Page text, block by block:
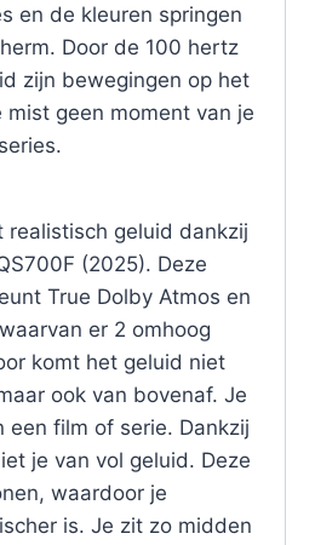
en de kleuren springen
Door de 100 hertz
zijn bewegingen op het
geen moment van je
realistisch geluid dankzij
(2025). Deze
True Dolby Atmos en
er 2 omhoog
komt het geluid niet
ook van bovenaf. Je
een film of serie. Dankzij
je van vol geluid. Deze
waardoor je
is. Je zit zo midden